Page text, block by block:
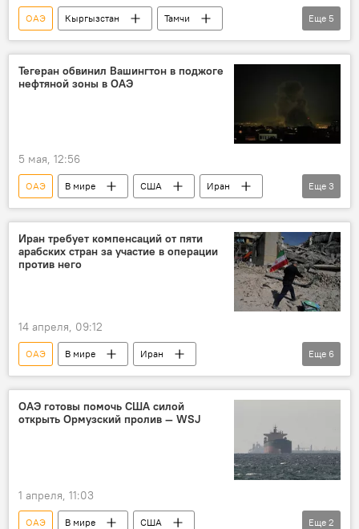
ОАЭ Кыргызстан
Тамчи
аэропорт
авиарейс
туризм
Шарджа
Персидский залив
Еще 5
Тегеран обвинил Вашингтон в поджоге
нефтяной зоны в ОАЭ
5 мая, 12:56
ОАЭ В мире США
Иран
нефть
нефтехранилище атака
Еще 3
Иран требует компенсаций от пяти
арабских стран за участие в операции
против него
14 апреля, 09:12
ОАЭ В мире
Иран
компенсация
ущерб
Бахрейн
Саудовская Аравия
Катар
Иордания
требование
Еще 6
ОАЭ готовы помочь США силой
открыть Ормузский пролив — WSJ
1 апреля, 11:03
ОАЭ В мире
США
Еще 2